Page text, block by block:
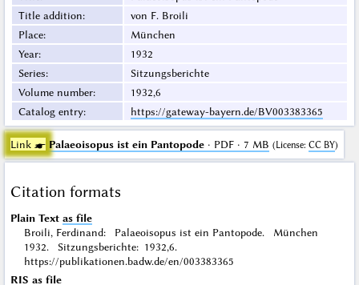
Title addition:
von F. Broili
Place:
München
Year:
1932
Series:
Sitzungsberichte
Volume number:
1932,6
Catalog entry: https://gateway-bayern.de/BV003383365
Link ☛ Palaeoisopus ist ein Pantopode· PDF · 7 MB (License: CC BY)
Citation formats
Plain Text as file
Broili, Ferdinand: Palaeoisopus ist ein Pantopode. München
1932. Sitzungsberichte: 1932,6.
https://publikationen.badw.de/en/003383365
RIS as file